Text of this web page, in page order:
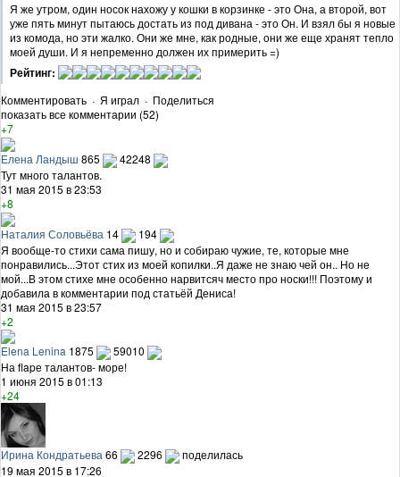
Я же утром, один носок нахожу у кошки в корзинке - это Она, а второй, вот
уже пять минут пытаюсь достать из под дивана - это Он. И взял бы я новые
из комода, но эти жалко. Они же мне, как родные, они же еще хранят тепло
моей души. И я непременно должен их примерить =)
Рейтинг:
Комментировать · Я играл · Поделиться
показать все комментарии (52)
+7
Елена Ландыш 865
42248
Тут много талантов.
31 мая 2015 в 23:53
+8
Наталия Соловьёва 14
194
Я вообще-то стихи сама пишу, но и собираю чужие, те, которые мне
понравились...Этот стих из моей копилки..Я даже не знаю чей он.. Но не
мой...В этом стихе мне особенно нарвитсяч место про носки!!! Поэтому и
добавила в комментарии под статьёй Дениса!
31 мая 2015 в 23:57
+2
Elena Lenina 1875
59010
На flapе талантов- море!
1 июня 2015 в 01:13
+24
Ирина Кондратьева 66 2296
поделилась
19 мая 2015 в 17:26